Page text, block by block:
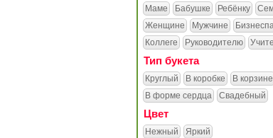
Маме Бабушке Ребёнку
Женщине
Мужчине
Коллеге
Руководителю
Тип букета
Круглый В коробке
В корзине
В форме сердца
Свадебный
Цвет
Нежный Яркий